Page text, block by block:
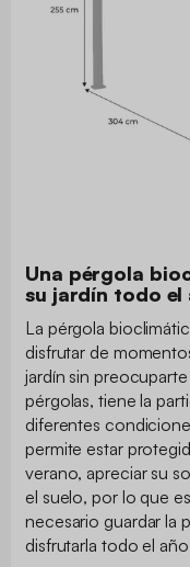
Una pérgola
su jardín todo el
La pérgola
disfrutar de
jardín sin
pérgolas, tiene la
diferentes
permite estar
verano, apreciar su
el suelo, por lo que
necesario guardar la
disfrutarla todo el